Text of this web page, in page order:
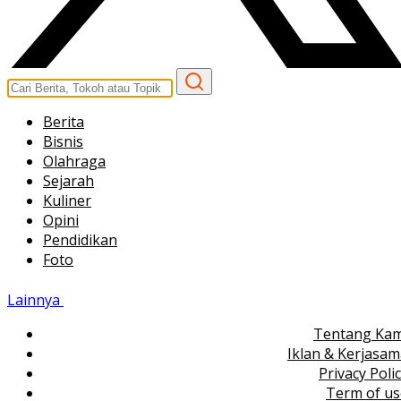
Berita
Bisnis
Olahraga
Sejarah
Kuliner
Opini
Pendidikan
Foto
Lainnya
Tentang
Iklan &
Privacy
Term of